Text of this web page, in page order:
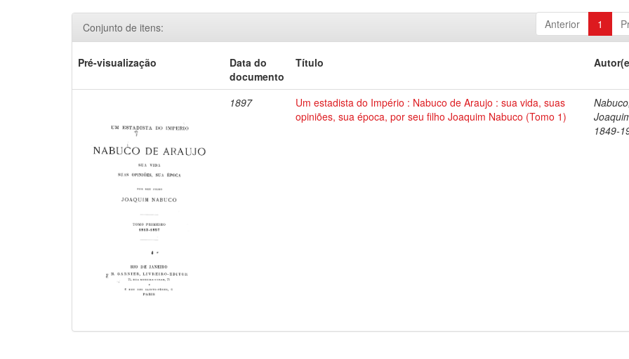
Anterior 1
Conjunto de itens:
Pré-visualização
Data do
documento
Título
1897
Um estadista do Império : Nabuco de Araujo : sua vida, suas
opiniões, sua época, por seu filho Joaquim Nabuco (Tomo 1)
Nabuco,
1849-